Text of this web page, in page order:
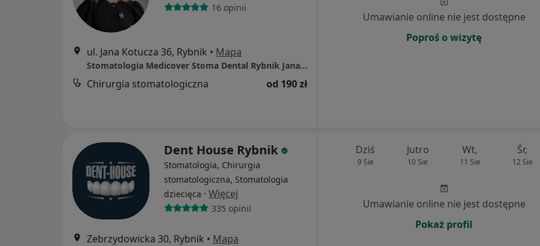
16 opinii
ul. Jana Kotucza 36, Rybnik • Mapa
Stomatologia Medicover Stoma Dental Rybnik Jana Kotucza
Chirurgia stomatologiczna od 190 zł
Umawianie online nie jest dostępne
Poproś o wizytę
Dent House Rybnik
Stomatologia, Chirurgia
stomatologiczna, Stomatologia
dziecięca · Więcej
335 opinii
Zebrzydowicka 30, Rybnik • Mapa
Dziś
9 Sie
Jutro
10 Sie
Wt,
11 Sie
Śr,
12 Sie
Umawianie online nie jest dostępne
Pokaż profil